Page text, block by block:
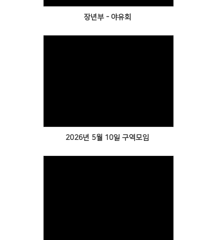
장년부 - 야유회
2026년 5월 10일 구역모임